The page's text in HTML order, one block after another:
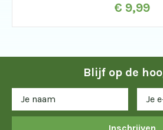
€ 9,99
Blijf op de